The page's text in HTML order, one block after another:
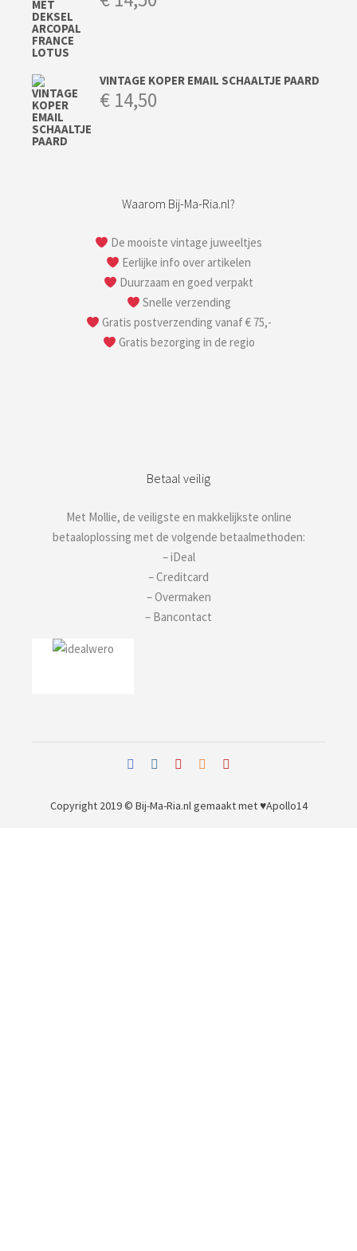
VINTAGE KOPER EMAIL SCHAALTJE PAARD
€ 14,50
Waarom Bij-Ma-Ria.nl?
De mooiste vintage juweeltjes
Eerlijke info over artikelen
Duurzaam en goed verpakt
Snelle verzending
Gratis postverzending vanaf € 75,-
Gratis bezorging in de regio
Betaal veilig
Met Mollie, de veiligste en makkelijkste online
betaaloplossing met de volgende betaalmethoden:
– iDeal
– Creditcard
– Overmaken
– Bancontact
Copyright 2019 © Bij-Ma-Ria.nlgemaakt met ♥Apollo14